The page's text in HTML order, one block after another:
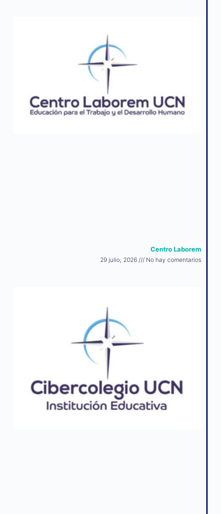
Centro Laborem
29 julio, 2026 No hay comentarios